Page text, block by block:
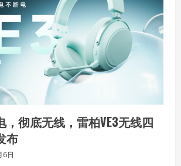
，彻底无线，雷柏VE3无线四
布
6日